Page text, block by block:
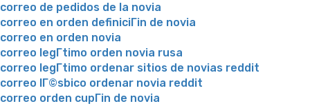
correo de pedidos de la novia
correo en orden definiciГіn de novia
correo en orden novia
correo legГ­timo orden novia rusa
correo legГ­timo ordenar sitios de novias reddit
correo lГ©sbico ordenar novia reddit
correo orden cupГіn de novia